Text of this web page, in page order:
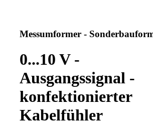
Messumformer -
0...10 V -
Ausgangssignal -
konfektionierter
Kabelfühler